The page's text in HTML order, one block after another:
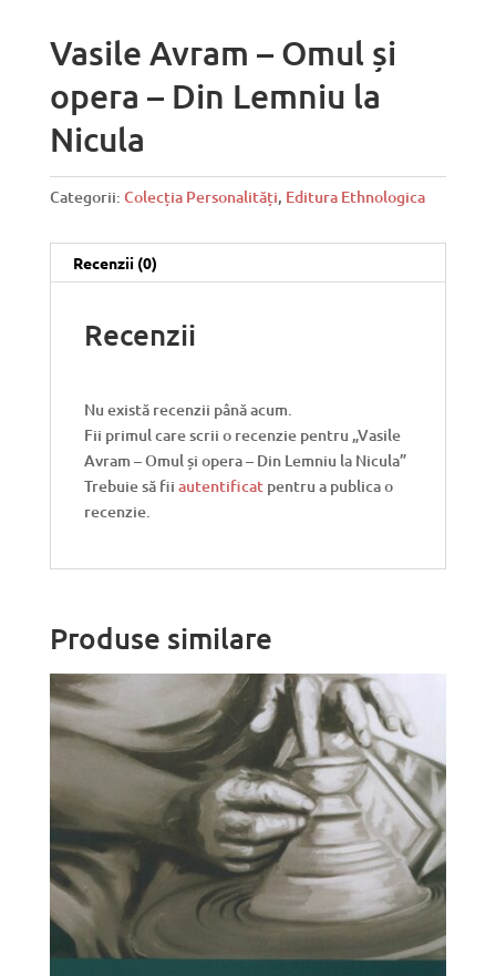
Vasile Avram – Omul și
opera – Din Lemniu la
Nicula
Categorii: Colecția Personalități, Editura Ethnologica
Recenzii (0)
Recenzii
Nu există recenzii până acum.
Fii primul care scrii o recenzie pentru „Vasile
Avram – Omul și opera – Din Lemniu la Nicula”
Trebuie să fii autentificatpentru a publica o
recenzie.
Produse similare